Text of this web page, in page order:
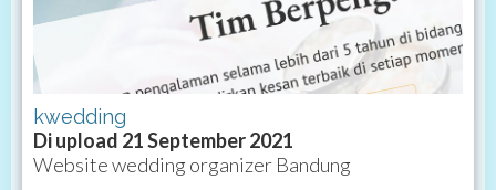
kwedding
Di upload 21 September 2021
Website wedding organizer Bandung